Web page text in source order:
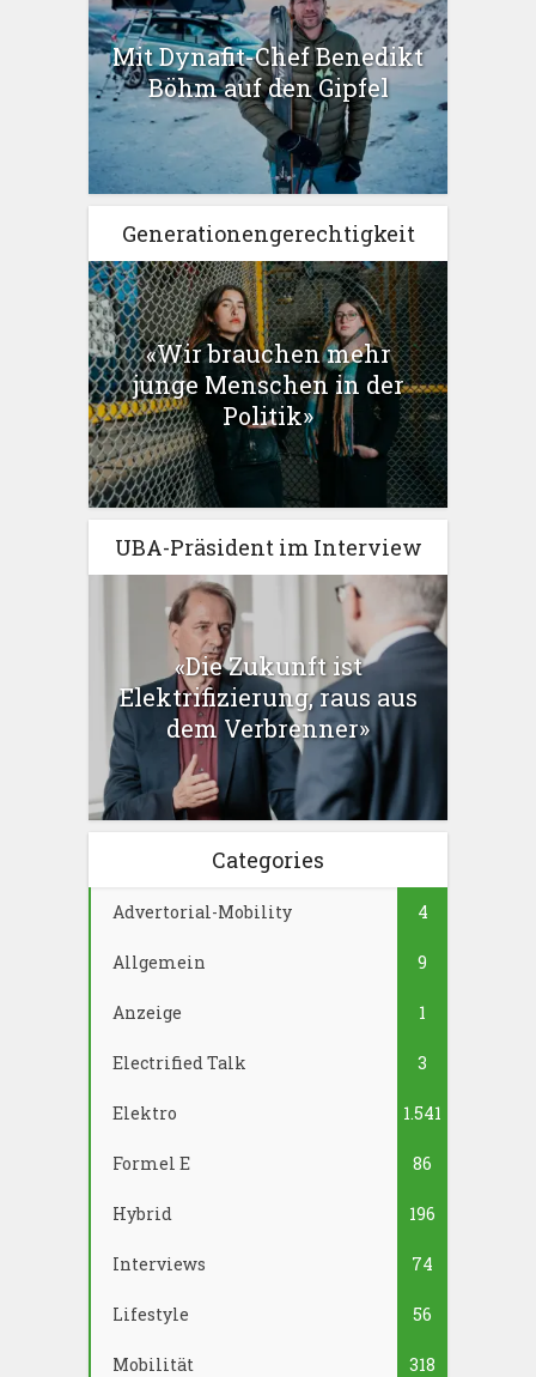
Mit Dynafit-Chef Benedikt
Böhm auf den Gipfel
Generationengerechtigkeit
«Wir brauchen mehr
junge Menschen in der
Politik»
UBA-Präsident im Interview
«Die Zukunft ist
Elektrifizierung, raus aus
dem Verbrenner»
Categories
Advertorial-Mobility 4
Allgemein 9
Anzeige 1
Electrified Talk 3
Elektro 1.541
Formel E 86
Hybrid 196
Interviews 74
Lifestyle 56
Mobilität 318